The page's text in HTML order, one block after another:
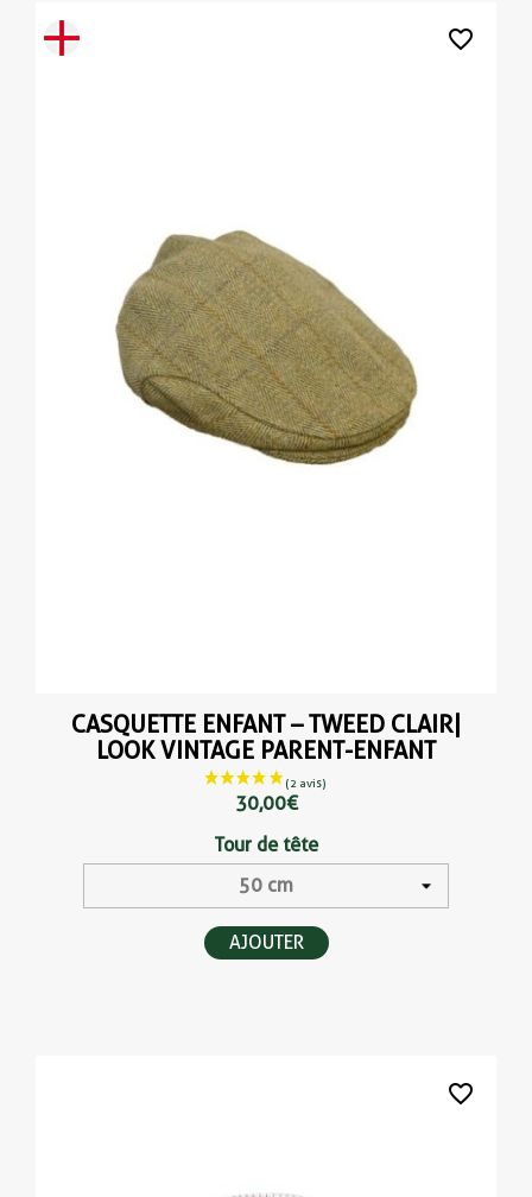
CASQUETTE ENFANT – TWEED CLAIR|
LOOK VINTAGE PARENT-ENFANT
30,00 €
Tour de tête
AJOUTER
favorite_border
favorite_border